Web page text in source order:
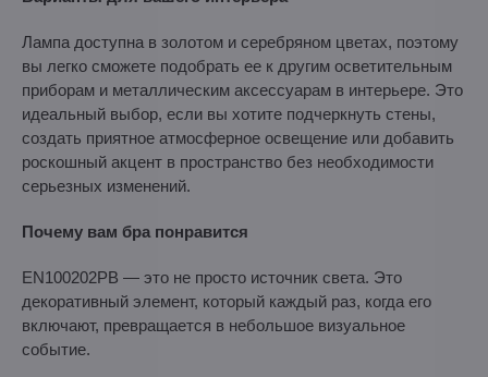
Лампа доступна в золотом и серебряном цветах, поэтому
вы легко сможете подобрать ее к другим осветительным
приборам и металлическим аксессуарам в интерьере. Это
идеальный выбор, если вы хотите подчеркнуть стены,
создать приятное атмосферное освещение или добавить
роскошный акцент в пространство без необходимости
серьезных изменений.
Почему вам бра понравится
EN100202PB — это не просто источник света. Это
декоративный элемент, который каждый раз, когда его
включают, превращается в небольшое визуальное
событие.